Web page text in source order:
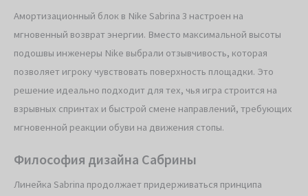
Амортизационный блок в Nike Sabrina 3 настроен на
мгновенный возврат энергии. Вместо максимальной высоты
подошвы инженеры Nike выбрали отзывчивость, которая
позволяет игроку чувствовать поверхность площадки. Это
решение идеально подходит для тех, чья игра строится на
взрывных спринтах и быстрой смене направлений, требующих
мгновенной реакции обуви на движения стопы.
Философия дизайна Сабрины
Линейка Sabrina продолжает придерживаться принципа